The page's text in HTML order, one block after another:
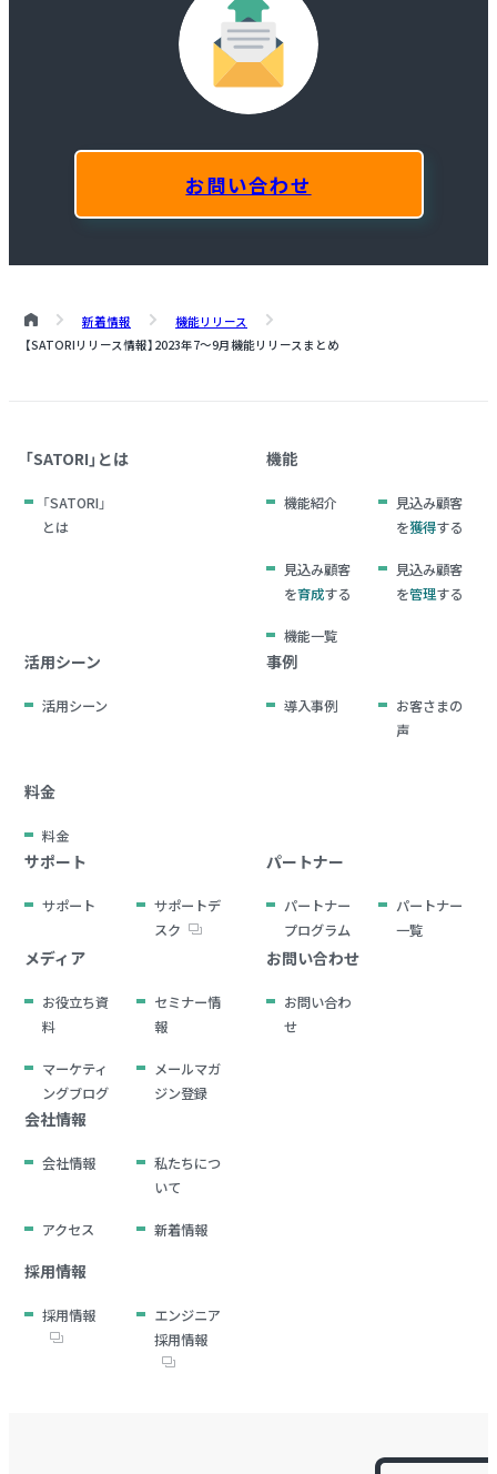
お問い合わせ
新着情報
機能リリース
【SATORIリリース情報】2023年7～9月機能リリースまとめ
「SATORI」とは
「SATORI」
とは
機能
機能紹介
見込み顧客
を獲得する
見込み顧客
を育成する
見込み顧客
を管理する
機能一覧
活用シーン
活用シーン
事例
導入事例
お客さまの
声
料金
料金
サポート
サポート
サポートデ
スク
パートナー
パートナー
プログラム
パートナー
一覧
メディア
お役立ち資
料
セミナー情
報
マーケティ
ングブログ
メールマガ
ジン登録
お問い合わせ
お問い合わ
せ
会社情報
会社情報
私たちにつ
いて
アクセス 新着情報
採用情報
採用情報
エンジニア
採用情報